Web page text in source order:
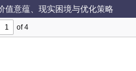
值意蕴、现实困境与优化策略